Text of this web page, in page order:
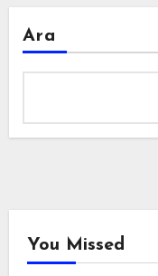
Ara
You Missed